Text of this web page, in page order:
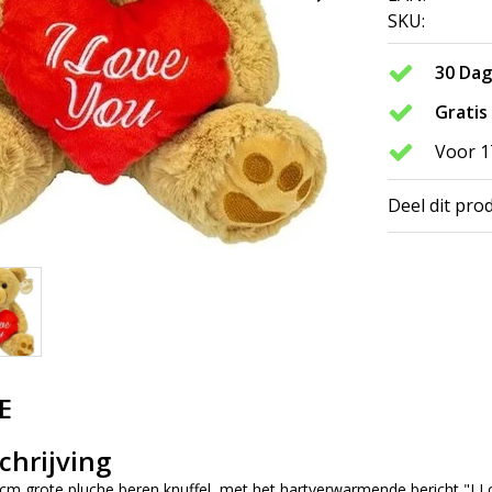
SKU:
30
Gratis
Voor
Deel dit